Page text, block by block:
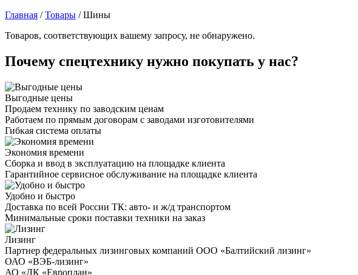
Главная /Товары /Шины
Товаров, соответствующих вашему запросу, не обнаружено.
Почему спецтехнику нужно покупать у нас?
Выгодные цены
Продаем технику по заводским ценам
Работаем по прямым договорам с заводами изготовителями
Гибкая система оплаты
Экономия времени
Сборка и ввод в эксплуатацию на площадке клиента
Гарантийное сервисное обслуживание на площадке клиента
Удобно и быстро
Доставка по всей России ТК: авто- и ж/д транспортом
Минимальные сроки поставки техники на заказ
Лизинг
Партнер федеральных лизинговых компаний ООО «Балтийский лизинг»
ОАО «ВЭБ-лизинг»
АО «ЛК «Европлан»